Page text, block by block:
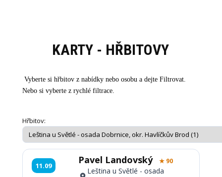
KARTY - HŘBITOVY
Vyberte si hřbitov z nabídky nebo osobu a dejte Filtrovat.
Nebo si vyberte z rychlé filtrace.
Hřbitov:
11.09 Pavel Landovský ★ 90
Leština u Světlé - osada